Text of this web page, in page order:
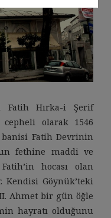
Fatih Hırka-i Şerif
cepheli olarak 1546
Fatih Devrinin
fethine maddi ve
hocası olan
Kendisi Göynük’teki
Ahmet bir gün öğle
hayratı olduğunu